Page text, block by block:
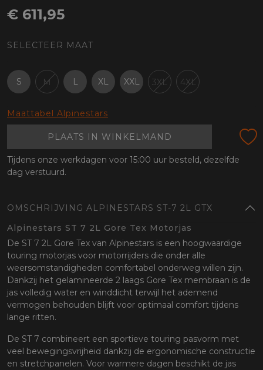
€ 611,95
SELECTEER MAAT
S M L XL XXL 3XL 4XL
Maattabel Alpinestars
PLAATS IN WINKELMAND
Tijdens onze werkdagen voor 15:00 uur besteld, dezelfde
dag verstuurd.
OMSCHRIJVING ALPINESTARS ST-7 2L GTX
Alpinestars ST 7 2L Gore Tex Motorjas
De ST 7 2L Gore Tex van Alpinestars is een hoogwaardige
touring motorjas voor motorrijders die onder alle
weersomstandigheden comfortabel onderweg willen zijn.
Dankzij het gelamineerde 2 laags Gore Tex membraan is de
jas volledig water en winddicht terwijl het ademend
vermogen behouden blijft voor optimaal comfort tijdens
lange ritten.
De ST 7 combineert een sportieve touring pasvorm met
veel bewegingsvrijheid dankzij de ergonomische constructie
en stretchpanelen. Voor warmere dagen beschikt de jas